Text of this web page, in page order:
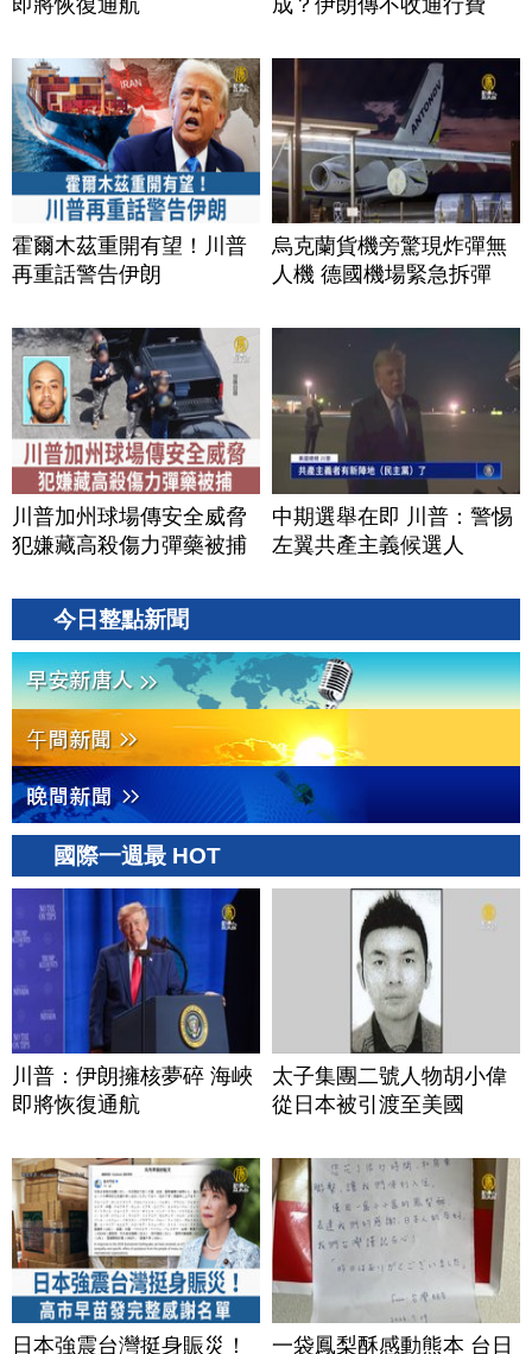
即將恢復通航 成？伊朗傳不收通行費
霍爾木茲重開有望！川普
再重話警告伊朗
烏克蘭貨機旁驚現炸彈無
人機 德國機場緊急拆彈
川普加州球場傳安全威脅
犯嫌藏高殺傷力彈藥被捕
中期選舉在即 川普：警惕
左翼共產主義候選人
今日整點新聞
國際一週最 HOT
川普：伊朗擁核夢碎 海峽
即將恢復通航
太子集團二號人物胡小偉
從日本被引渡至美國
日本強震台灣挺身賑災！
一袋鳳梨酥感動熊本 台日